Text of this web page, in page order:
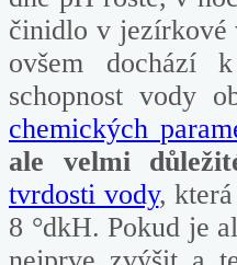
činidlo v jezírkové
ovšem dochází
schopnost vody
chemických
ale velmi
tvrdosti vody,
8 °dkH. Pokud je